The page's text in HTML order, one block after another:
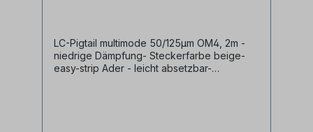
LC-Pigtail multimode 50/125µm OM4, 2m -
niedrige Dämpfung- Steckerfarbe beige-
easy-strip Ader - leicht absetzbar-